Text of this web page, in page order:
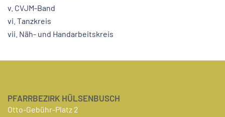
v. CVJM-Band
vi. Tanzkreis
vii. Näh- und Handarbeitskreis
PFARRBEZIRK HÜLSENBUSCH
Otto-Gebühr-Platz 2